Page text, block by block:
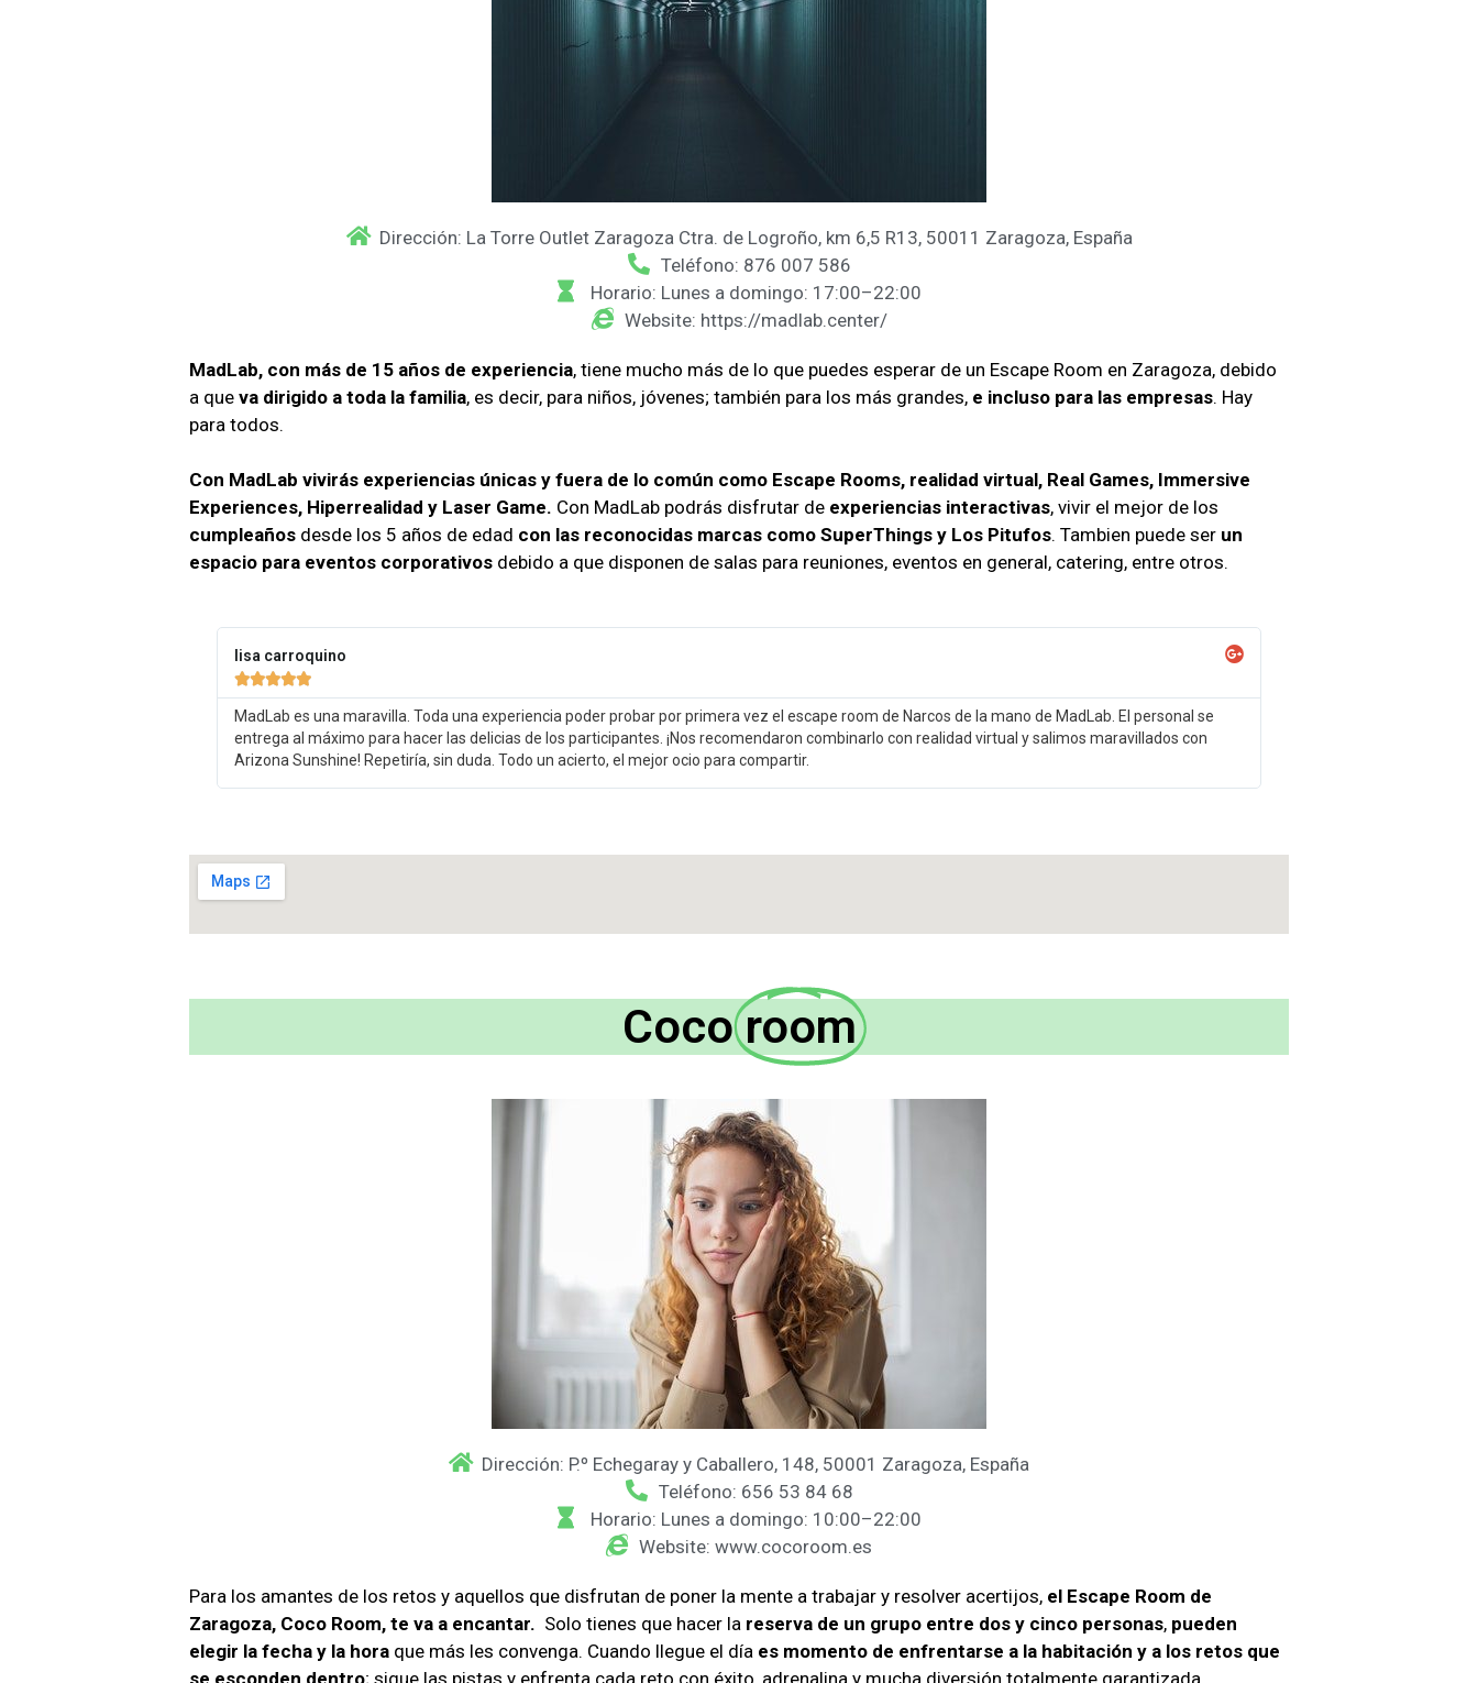
Dirección: La Torre Outlet Zaragoza Ctra. de Logroño, km 6,5 R13, 50011 Zaragoza, España
Teléfono: 876 007 586
Horario: Lunes a domingo: 17:00–22:00
Website: https://madlab.center/
MadLab, con más de 15 años de experiencia, tiene mucho más de lo que puedes esperar de un Escape Room en Zaragoza, debido
a que va dirigido a toda la familia, es decir, para niños, jóvenes; también para los más grandes, e incluso para las empresas. Hay
para todos.
Con MadLab vivirás experiencias únicas y fuera de lo común como Escape Rooms, realidad virtual, Real Games, Immersive
Experiences, Hiperrealidad y Laser Game. Con MadLab podrás disfrutar de experiencias interactivas, vivir el mejor de los
cumpleaños desde los 5 años de edad con las reconocidas marcas como SuperThings y Los Pitufos. Tambien puede ser un
espacio para eventos corporativos debido a que disponen de salas para reuniones, eventos en general, catering, entre otros.
lisa carroquino

MadLab es una maravilla. Toda una experiencia poder probar por primera vez el escape room de Narcos de la mano de MadLab. El personal se
entrega al máximo para hacer las delicias de los participantes. ¡Nos recomendaron combinarlo con realidad virtual y salimos maravillados con
Arizona Sunshine! Repetiría, sin duda. Todo un acierto, el mejor ocio para compartir.
Cocoroom
Dirección: P.º Echegaray y Caballero, 148, 50001 Zaragoza, España
Teléfono: 656 53 84 68
Horario: Lunes a domingo: 10:00–22:00
Website: www.cocoroom.es
Para los amantes de los retos y aquellos que disfrutan de poner la mente a trabajar y resolver acertijos, el Escape Room de
Zaragoza, Coco Room, te va a encantar. Solo tienes que hacer la reserva de un grupo entre dos y cinco personas, pueden
elegir la fecha y la hora que más les convenga. Cuando llegue el día es momento de enfrentarse a la habitación y a los retos que
se esconden dentro; sigue las pistas y enfrenta cada reto con éxito, adrenalina y mucha diversión totalmente garantizada.